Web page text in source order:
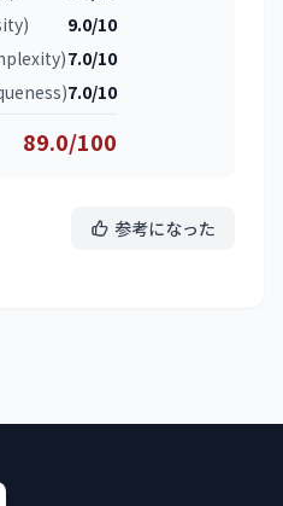
9.0/10
7.0/10
7.0/10
89.0/100
参考になった